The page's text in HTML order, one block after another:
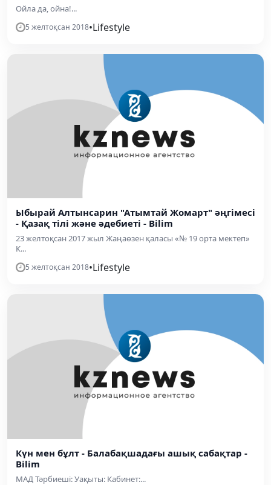
Ойла да, ойна!...
5 желтоқсан 2018•Lifestyle
Ыбырай Алтынсарин "Атымтай Жомарт" әңгімесі
- Қазақ тілі және әдебиеті - Bilim
23 желтоқсан 2017 жыл Жаңаөзен қаласы «№ 19 орта мектеп»
К...
5 желтоқсан 2018•Lifestyle
Күн мен бұлт - Балабақшадағы ашық сабақтар -
Bilim
МАД Тәрбиеші: Уақыты: Кабинет:...